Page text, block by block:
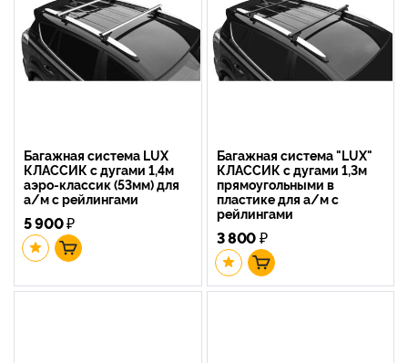
Багажная система LUX
КЛАССИК с дугами 1,4м
аэро-классик (53мм) для
а/м с рейлингами
5 900₽
Багажная система "LUX"
КЛАССИК с дугами 1,3м
прямоугольными в
пластике для а/м с
рейлингами
3 800₽